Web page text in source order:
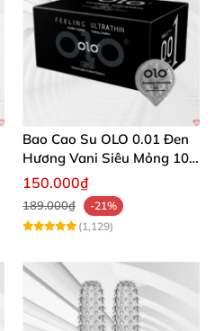
Bao Cao Su OLO 0.01 Đen
Hương Vani Siêu Mỏng 10
Cái
150.000₫
189.000₫
-21%
(1,129)